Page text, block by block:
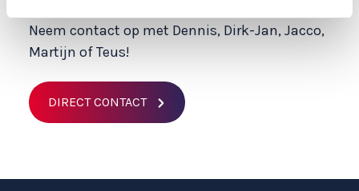
Neem contact op met Dennis, Dirk-Jan, Jacco,
Martijn of Teus!
DIRECT CONTACT